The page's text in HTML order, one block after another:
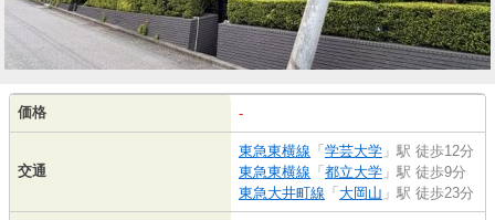
価格 -
交通
東急東横線 「 学芸大学 」駅 徒歩12分
東急東横線 「 都立大学 」駅 徒歩9分
東急大井町線 「 大岡山 」駅 徒歩23分